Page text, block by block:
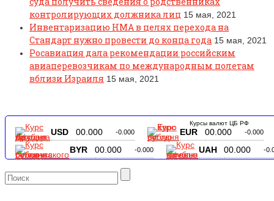
контролирующих должника лиц 15 мая, 2021
Инвентаризацию НМА в целях перехода на
Стандарт нужно провести до конца года 15 мая, 2021
Росавиация дала рекомендации российским
авиаперевозчикам по международным полетам
вблизи Израиля 15 мая, 2021
Курсы валют ЦБ РФ
USD 00.000 -0.000 EUR 00.000 -0.000
BYR 00.000 -0.000 UAH 00.000 -